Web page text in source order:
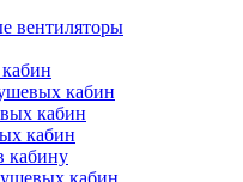
вентиляторы
кабин
кабин
кабин
кабину
кабин